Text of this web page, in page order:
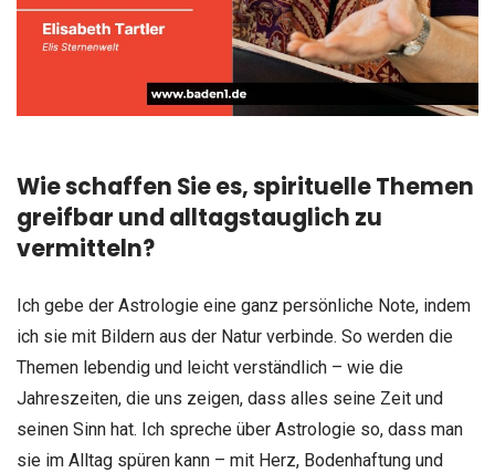
Wie schaffen Sie es, spirituelle Themen
greifbar und alltagstauglich zu
vermitteln?
Ich gebe der Astrologie eine ganz persönliche Note, indem
ich sie mit Bildern aus der Natur verbinde. So werden die
Themen lebendig und leicht verständlich – wie die
Jahreszeiten, die uns zeigen, dass alles seine Zeit und
seinen Sinn hat. Ich spreche über Astrologie so, dass man
sie im Alltag spüren kann – mit Herz, Bodenhaftung und